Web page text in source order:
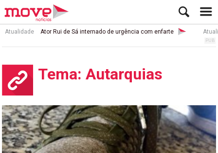
Atualidade Ator Rui de Sá internado de urgência com enfarte
Tema: Autarquias